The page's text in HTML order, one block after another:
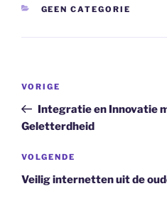
CATEGORIEËN
GEEN CATEGORIE
Vorig
bericht
VORIGE
Integratie en Innovatie
Geletterdheid
Volgend
bericht
VOLGENDE
Veilig internetten uit de